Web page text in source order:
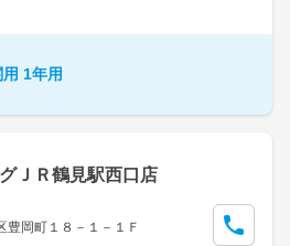
1年用
ＪＲ鶴見駅西口店
豊岡町１８－１－１Ｆ